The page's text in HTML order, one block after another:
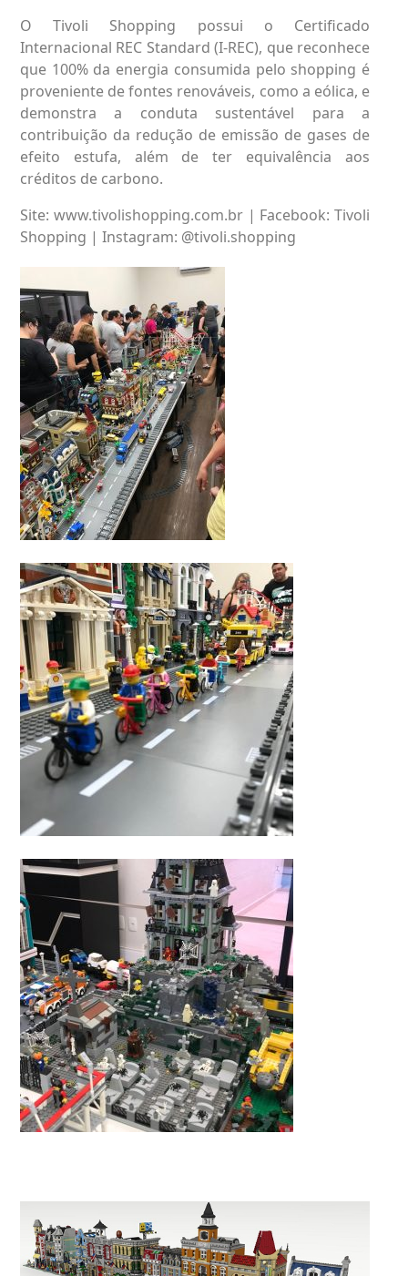
O Tivoli Shopping possui o Certificado
Internacional REC Standard (I-REC), que reconhece
que 100% da energia consumida pelo shopping é
proveniente de fontes renováveis, como a eólica, e
demonstra a conduta sustentável para a
contribuição da redução de emissão de gases de
efeito estufa, além de ter equivalência aos
créditos de carbono.
Site: www.tivolishopping.com.br| Facebook: Tivoli
Shopping | Instagram: @tivoli.shopping